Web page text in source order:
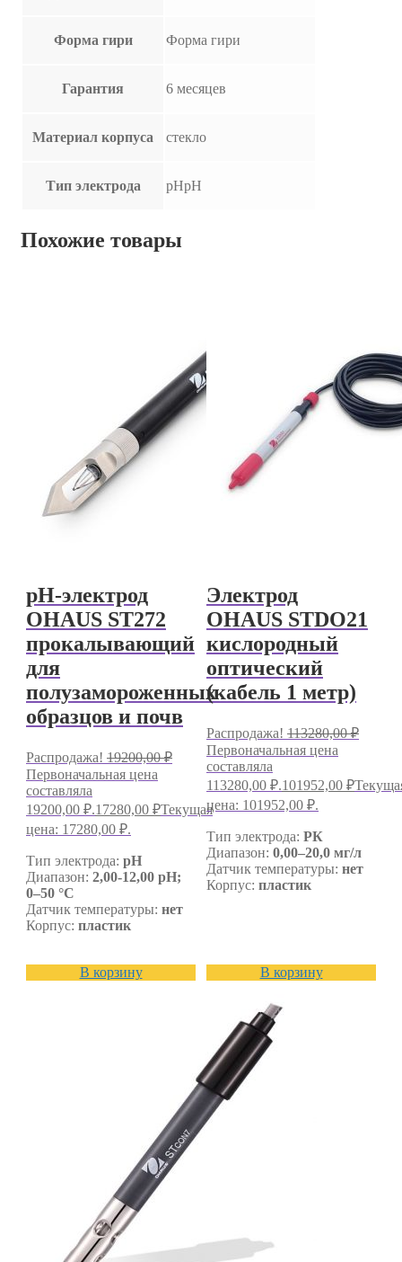
Форма гири Форма гири
Гарантия 6 месяцев
Материал корпуса стекло
Тип электрода pHpH
Похожие товары
pH-электрод
OHAUS ST272
прокалывающий
для
полузамороженных
образцов и почв
Распродажа! 19200,00₽
Первоначальная цена
составляла
19200,00 ₽.17280,00 ₽Текущая
цена: 17280,00 ₽.
Тип электрода: pH
Диапазон: 2,00-12,00 pH;
0–50 °C
Датчик температуры: нет
Корпус: пластик
В корзину
Электрод
OHAUS STDO21
кислородный
оптический
(кабель 1 метр)
Распродажа! 113280,00₽
Первоначальная цена
составляла
113280,00 ₽.101952,00 ₽
цена: 101952,00 ₽.
Тип электрода: РК
Диапазон: 0,00–20,0 мг/л
Датчик температуры: нет
Корпус: пластик
В корзину